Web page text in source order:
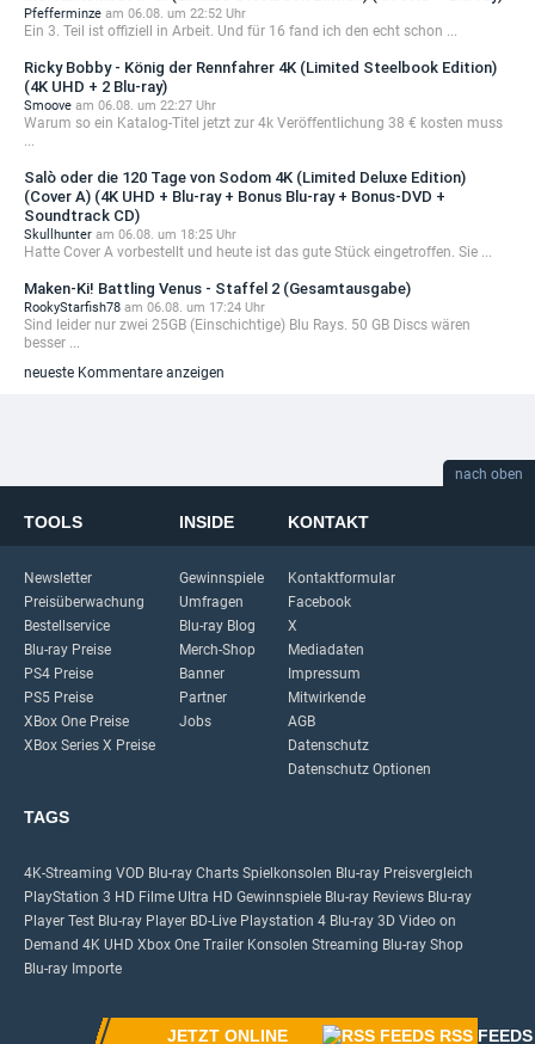
Pfefferminze am 06.08. um 22:52 Uhr
Ein 3. Teil ist offiziell in Arbeit. Und für 16 fand ich den echt schon ...
Ricky Bobby - König der Rennfahrer 4K (Limited Steelbook Edition)
(4K UHD + 2 Blu-ray)
Smoove am 06.08. um 22:27 Uhr
Warum so ein Katalog-Titel jetzt zur 4k Veröffentlichung 38 € kosten muss
...
Salò oder die 120 Tage von Sodom 4K (Limited Deluxe Edition)
(Cover A) (4K UHD + Blu-ray + Bonus Blu-ray + Bonus-DVD +
Soundtrack CD)
Skullhunter am 06.08. um 18:25 Uhr
Hatte Cover A vorbestellt und heute ist das gute Stück eingetroffen. Sie ...
Maken-Ki! Battling Venus - Staffel 2 (Gesamtausgabe)
RookyStarfish78 am 06.08. um 17:24 Uhr
Sind leider nur zwei 25GB (Einschichtige) Blu Rays. 50 GB Discs wären
besser ...
neueste Kommentare anzeigen
nach oben
TOOLS
Newsletter
Preisüberwachung
Bestellservice
Blu-ray Preise
PS4 Preise
PS5 Preise
XBox One Preise
XBox Series X Preise
INSIDE
Gewinnspiele
Umfragen
Blu-ray Blog
Merch-Shop
Banner
Partner
Jobs
KONTAKT
Kontaktformular
Facebook
X
Mediadaten
Impressum
Mitwirkende
AGB
Datenschutz
Datenschutz Optionen
TAGS
4K-Streaming VOD Blu-ray Charts Spielkonsolen Blu-ray Preisvergleich
PlayStation 3 HD Filme Ultra HD Gewinnspiele Blu-ray Reviews Blu-ray
Player Test Blu-ray Player BD-Live Playstation 4 Blu-ray 3D Video on
Demand 4K UHD Xbox One Trailer Konsolen Streaming Blu-ray Shop
Blu-ray Importe
JETZT ONLINE RSS FEEDS